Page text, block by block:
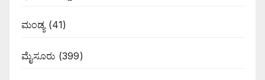
ಮಂಡ್ಯ(41)
ಮೈಸೂರು (399)